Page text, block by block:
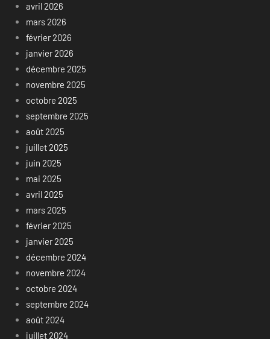
avril 2026
mars 2026
février 2026
janvier 2026
décembre 2025
novembre 2025
octobre 2025
septembre 2025
août 2025
juillet 2025
juin 2025
mai 2025
avril 2025
mars 2025
février 2025
janvier 2025
décembre 2024
novembre 2024
octobre 2024
septembre 2024
août 2024
juillet 2024